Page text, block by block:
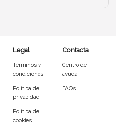
Manitas
Asistente
Legal
Términos y
condiciones
Política de
privacidad
Política de
cookies
Contacta
Centro de
ayuda
FAQs